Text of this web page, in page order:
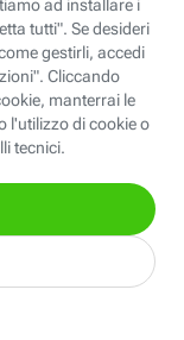
(impostata da
Identifica se
ricontrollare
corrispondenti
(impostata da
pagine
Identifica la
banner
Identifica la